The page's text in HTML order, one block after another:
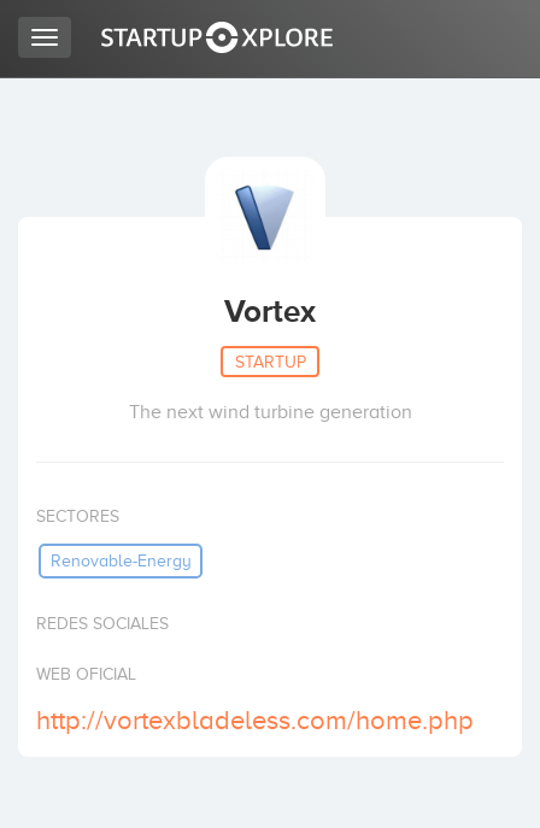
Invertir
Toggle
navigation
Vortex
STARTUP
The next wind turbine generation
SECTORES
Renovable-Energy
REDES SOCIALES
WEB OFICIAL
http://vortexbladeless.com/home.php